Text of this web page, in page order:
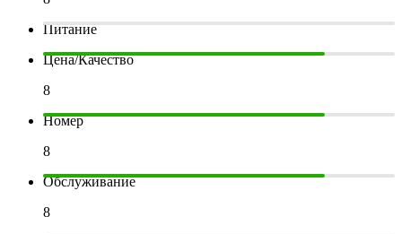
Питание
Цена/Качество
8
Номер
8
Обслуживание
8